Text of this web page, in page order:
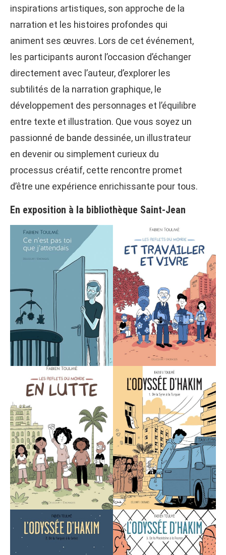
inspirations artistiques, son approche de la
narration et les histoires profondes qui
animent ses œuvres. Lors de cet événement,
les participants auront l’occasion d’échanger
directement avec l’auteur, d’explorer les
subtilités de la narration graphique, le
développement des personnages et l’équilibre
entre texte et illustration. Que vous soyez un
passionné de bande dessinée, un illustrateur
en devenir ou simplement curieux du
processus créatif, cette rencontre promet
d’être une expérience enrichissante pour tous.
En exposition à la bibliothèque Saint-Jean